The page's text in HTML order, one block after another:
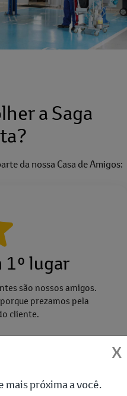
a Saga
da nossa Casa de Amigos:
1º lugar
são nossos amigos.
prezamos pela
cliente.
X
mais próxima a você.